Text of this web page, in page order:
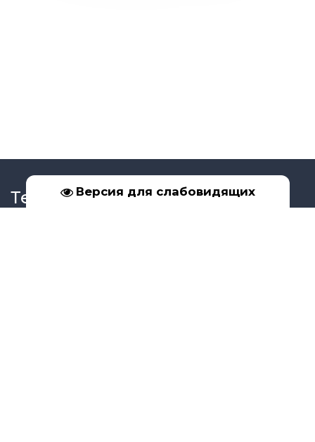
Версия для слабовидящих
Телефон